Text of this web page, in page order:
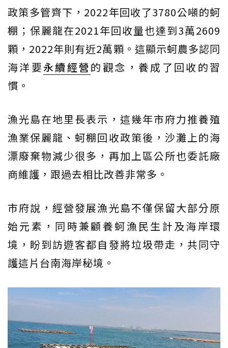
政策多管齊下，2022年回收了3780公噸的蚵
棚；保麗龍在2021年回收量也達到3萬2609
顆，2022年則有近2萬顆。這顯示蚵農多認同
海洋要永續經營 的觀念，養成了回收的習
慣。
漁光島在地里長表示，這幾年市府力推養殖
漁業保麗龍、蚵棚回收政策後，沙灘上的海
漂廢棄物減少很多，再加上區公所也委託廠
商維護，跟過去相比改善非常多。
市府說，經營發展漁光島不僅保留大部分原
始元素，同時兼顧養蚵漁民生計及海岸環
境，盼到訪遊客都自發將垃圾帶走，共同守
護這片台南海岸秘境。